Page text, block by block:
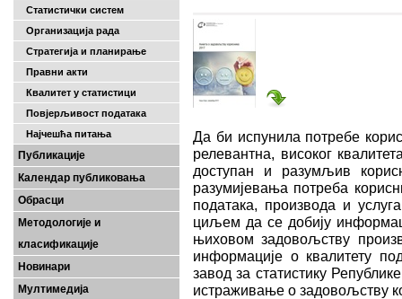
Статистички систем
Организација рада
Стратегија и планирање
Правни акти
Квалитет у статистици
Повјерљивост података
Најчешћa питања
Публикације
Календар публиковања
Обрасци
Методологије и
класификације
Новинари
Мултимедија
Да би испунила потребе
релевантна, високог
доступан и разумљив
разумијевања потреба
података, производа и
циљем да се добију
њиховом задовољству
информације о квалитету
завод за статистику
истраживање о задовољству